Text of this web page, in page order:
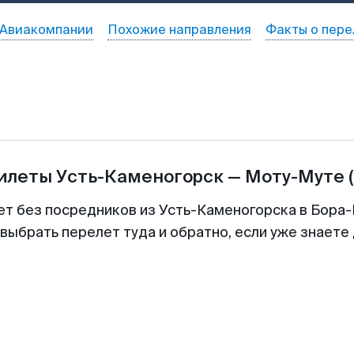
Похожие направления Факты о
Усть-Каменогорск— Моту-Муте
без посредников из Усть-Каменогорска в
перелет туда и обратно, если уже